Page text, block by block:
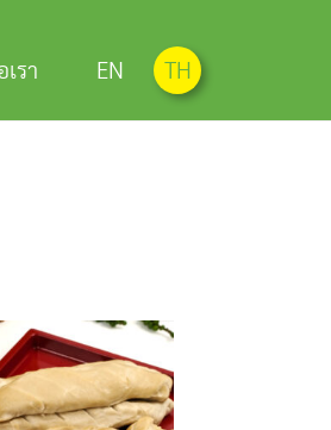
รา EN TH